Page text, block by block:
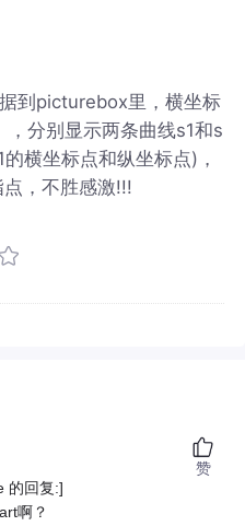
到picturebox里，横坐标
分别显示两条曲线s1和s
横坐标点和纵坐标点)，
，不胜感激!!!
的回复:]
啊？
赞